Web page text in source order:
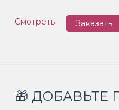
Смотреть Заказать
🎁 ДОБАВЬТЕ